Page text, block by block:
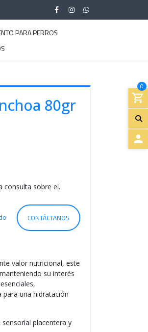
PARA PERROS
0
80gr
consulta sobre el.
CONTÁCTANOS
valor nutricional, este
su interés
una hidratación
placentera y